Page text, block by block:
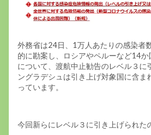
外務省は24日、1万人あたりの感染者
的に勘案し、ロシアやペルーなど14
について、渡航中止勧告のレベル３に
ングラデシュは引き上げ対象国に含ま
っています。
今回新らにレベル３に引き上げられた